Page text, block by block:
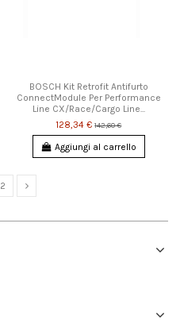
BOSCH Kit Retrofit Antifurto
ConnectModule Per Performance
Line CX/Race/Cargo Line...
128,34 € 142,60 €
Aggiungi al carrello
2